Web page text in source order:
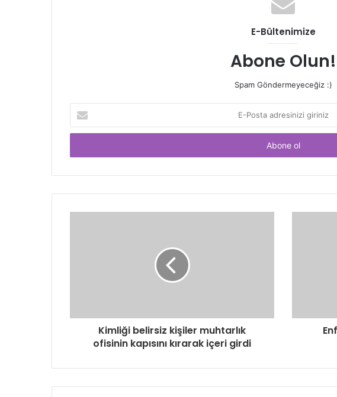
E-Bültenimize
Abone Olun!
Spam Göndermeyeceğiz :)
Posta
adresinizi
Kimliği belirsiz kişiler muhtarlık
ofisinin kapısını kırarak içeri girdi